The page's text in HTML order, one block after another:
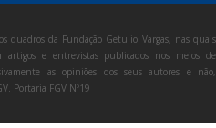
quadros da Fundação Getulio Vargas, nas quais
e entrevistas publicados nos meios de
as opiniões dos seus autores e não,
Portaria FGV Nº19